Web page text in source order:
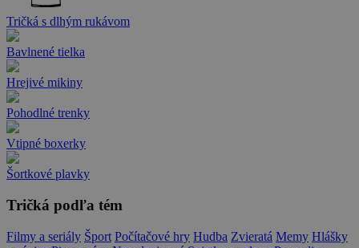
Tričká s dlhým rukávom
Bavlnené tielka
Hrejivé mikiny
Pohodlné trenky
Vtipné boxerky
Šortkové plavky
Tričká podľa tém
Filmy a seriály Šport Počítačové hry Hudba Zvieratá Memy Hlášky